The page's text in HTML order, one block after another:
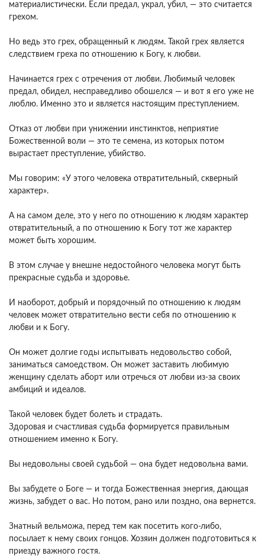
материалистически. Если предал, украл, убил, — это считается
грехом.
Но ведь это грех, обращенный к людям. Такой грех является
следствием греха по отношению к Богу, к любви.
Начинается грех с отречения от любви. Любимый человек
предал, обидел, несправедливо обошелся — и вот я его уже не
люблю. Именно это и является настоящим преступлением.
Отказ от любви при унижении инстинктов, неприятие
Божественной воли — это те семена, из которых потом
вырастает преступление, убийство.
Мы говорим: «У этого человека отвратительный, скверный
характер».
А на самом деле, это у него по отношению к людям характер
отвратительный, а по отношению к Богу тот же характер
может быть хорошим.
В этом случае у внешне недостойного человека могут быть
прекрасные судьба и здоровье.
И наоборот, добрый и порядочный по отношению к людям
человек может отвратительно вести себя по отношению к
любви и к Богу.
Он может долгие годы испытывать недовольство собой,
заниматься самоедством. Он может заставить любимую
женщину сделать аборт или отречься от любви из-за своих
амбиций и идеалов.
Такой человек будет болеть и страдать.
Здоровая и счастливая судьба формируется правильным
отношением именно к Богу.
Вы недовольны своей судьбой — она будет недовольна вами.
Вы забудете о Боге — и тогда Божественная энергия, дающая
жизнь, забудет о вас. Но потом, рано или поздно, она вернется.
Знатный вельможа, перед тем как посетить кого-либо,
посылает к нему своих гонцов. Хозяин должен подготовиться к
приезду важного гостя.